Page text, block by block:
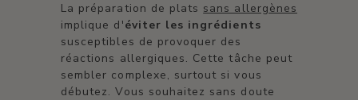
La préparation de plats sans allergènes
implique d'éviter les ingrédients
susceptibles de provoquer des
réactions allergiques. Cette tâche peut
sembler complexe, surtout si vous
débutez. Vous souhaitez sans doute